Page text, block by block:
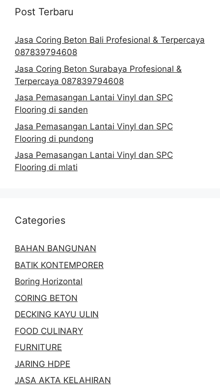
Post Terbaru
Jasa Coring Beton Bali Profesional & Terpercaya
087839794608
Jasa Coring Beton Surabaya Profesional &
Terpercaya 087839794608
Jasa Pemasangan Lantai Vinyl dan SPC
Flooring di sanden
Jasa Pemasangan Lantai Vinyl dan SPC
Flooring di pundong
Jasa Pemasangan Lantai Vinyl dan SPC
Flooring di mlati
Categories
BAHAN BANGUNAN
BATIK KONTEMPORER
Boring Horizontal
CORING BETON
DECKING KAYU ULIN
FOOD CULINARY
FURNITURE
JARING HDPE
JASA AKTA KELAHIRAN